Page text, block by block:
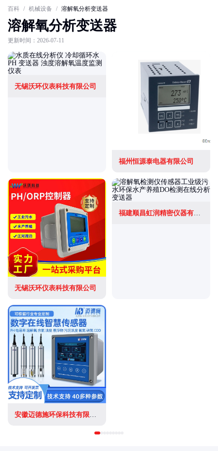
百科 / 机械设备 / 溶解氧分析变送器
溶解氧分析变送器
更新时间：2026-07-11
无锡沃环仪表科技有限公司
福州恒源泰电器有限公司
无锡沃环仪表科技有限公司
福建顺昌虹润精密仪器有限公司
安徽迈德施环保科技有限公司